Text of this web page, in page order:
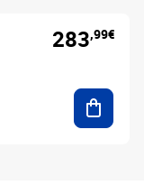
283,99€